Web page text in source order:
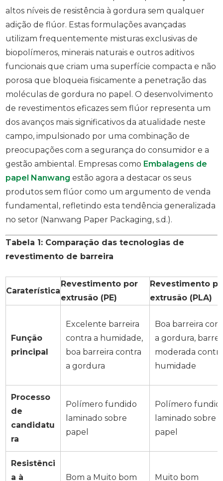
altos níveis de resistência à gordura sem qualquer
adição de flúor. Estas formulações avançadas
utilizam frequentemente misturas exclusivas de
biopolímeros, minerais naturais e outros aditivos
funcionais que criam uma superfície compacta e não
porosa que bloqueia fisicamente a penetração das
moléculas de gordura no papel. O desenvolvimento
de revestimentos eficazes sem flúor representa um
dos avanços mais significativos da atualidade neste
campo, impulsionado por uma combinação de
preocupações com a segurança do consumidor e a
gestão ambiental. Empresas como Embalagens de
papel Nanwang estão agora a destacar os seus
produtos sem flúor como um argumento de venda
fundamental, refletindo esta tendência generalizada
no setor (Nanwang Paper Packaging, s.d.).
Tabela 1: Comparação das tecnologias de
revestimento de barreira
Caraterística
Revestimento por
extrusão (PE)
Revestimento
extrusão (PLA)
Função
principal
Excelente barreira
contra a humidade,
boa barreira contra
a gordura
Boa barreira
a gordura,
moderada
humidade
Processo
de
candidatu
ra
Polímero fundido
laminado sobre
papel
Polímero
laminado sobre
papel
Resistênci
a à
Bom a Muito bom Muito bom